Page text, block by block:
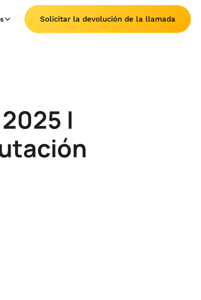
Solicitar la devolución de la llamada
|